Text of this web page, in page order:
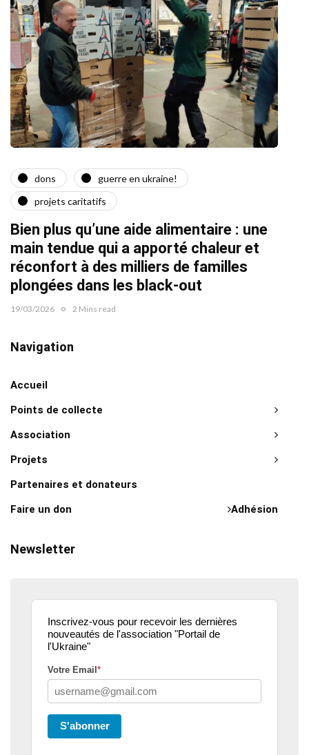
dons
guerre en ukraine!
projets caritatifs
Bien plus qu’une aide alimentaire : une
main tendue qui a apporté chaleur et
réconfort à des milliers de familles
plongées dans les black-out
19/03/2026 2 Mins read
Navigation
Accueil
Points de collecte
Association
Projets
Partenaires et donateurs
Adhésion
Faire un don
Newsletter
Inscrivez-vous pour recevoir les dernières
nouveautés de l'association "Portail de
l'Ukraine"
Votre Email *
S'abonner